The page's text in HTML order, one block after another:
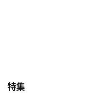
特集